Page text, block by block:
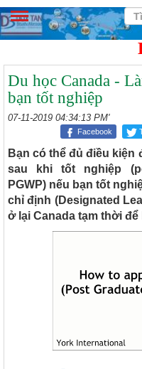
Du học Canada -
bạn tốt nghiệp
07-11-2019 04:34:13 PM'
Facebook
Bạn có thể đủ điều kiện
sau khi tốt nghiệp
PGWP) nếu bạn tốt
chỉ định (Designated
ở lại Canada tạm thời để